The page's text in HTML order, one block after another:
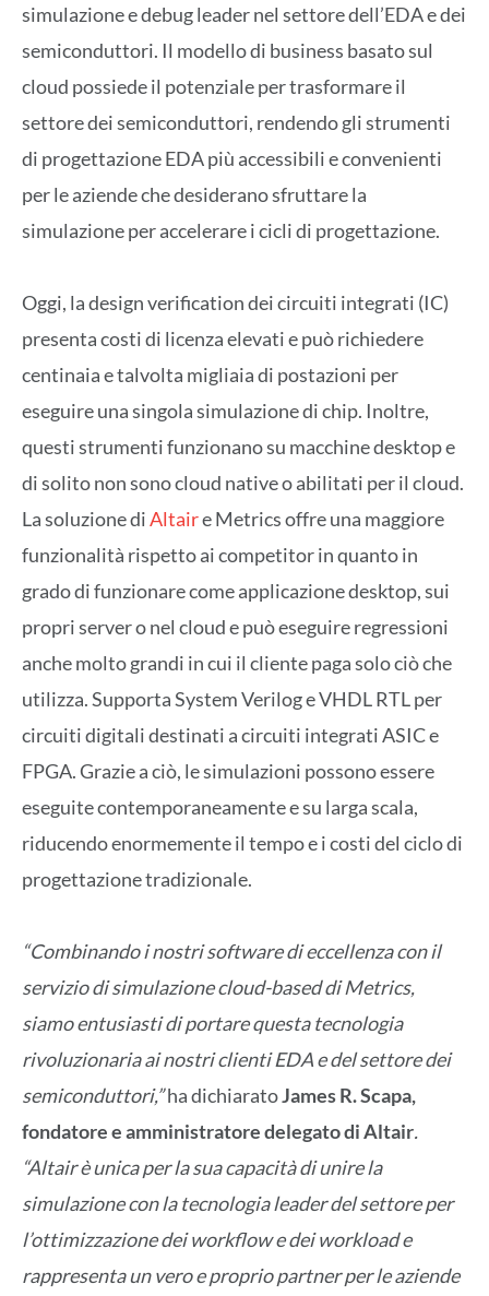
simulazione e debug leader nel settore dell’EDA e dei
semiconduttori. Il modello di business basato sul
cloud possiede il potenziale per trasformare il
settore dei semiconduttori, rendendo gli strumenti
di progettazione EDA più accessibili e convenienti
per le aziende che desiderano sfruttare la
simulazione per accelerare i cicli di progettazione.
Oggi, la design verification dei circuiti integrati (IC)
presenta costi di licenza elevati e può richiedere
centinaia e talvolta migliaia di postazioni per
eseguire una singola simulazione di chip. Inoltre,
questi strumenti funzionano su macchine desktop e
di solito non sono cloud native o abilitati per il cloud.
La soluzione diAltaire Metrics offre una maggiore
funzionalità rispetto ai competitor in quanto in
grado di funzionare come applicazione desktop, sui
propri server o nel cloud e può eseguire regressioni
anche molto grandi in cui il cliente paga solo ciò che
utilizza. Supporta System Verilog e VHDL RTL per
circuiti digitali destinati a circuiti integrati ASIC e
FPGA. Grazie a ciò, le simulazioni possono essere
eseguite contemporaneamente e su larga scala,
riducendo enormemente il tempo e i costi del ciclo di
progettazione tradizionale.
“Combinando i nostri software di eccellenza con il
servizio di simulazione cloud-based di Metrics,
siamo entusiasti di portare questa tecnologia
rivoluzionaria ai nostri clienti EDA e del settore dei
semiconduttori,”ha dichiaratoJames R. Scapa,
fondatore e amministratore delegato di Altair.
“Altair è unica per la sua capacità di unire la
simulazione con la tecnologia leader del settore per
l’ottimizzazione dei workflow e dei workload e
rappresenta un vero e proprio partner per le aziende